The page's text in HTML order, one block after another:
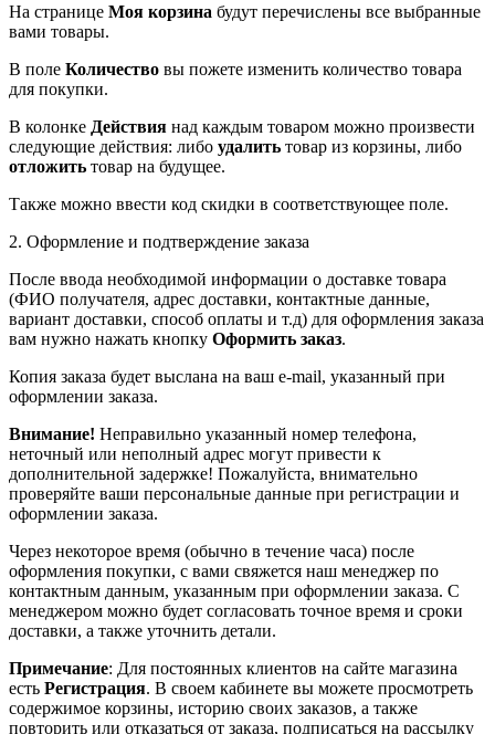
На странице Моя корзина будут перечислены все выбранные
вами товары.
В поле Количество вы пожете изменить количество товара
для покупки.
В колонке Действия над каждым товаром можно произвести
следующие действия: либо удалить товар из корзины, либо
отложить товар на будущее.
Также можно ввести код скидки в соответствующее поле.
2. Оформление и подтверждение заказа
После ввода необходимой информации о доставке товара
(ФИО получателя, адрес доставки, контактные данные,
вариант доставки, способ оплаты и т.д) для оформления заказа
вам нужно нажать кнопку Оформить заказ.
Копия заказа будет выслана на ваш e-mail, указанный при
оформлении заказа.
Внимание! Неправильно указанный номер телефона,
неточный или неполный адрес могут привести к
дополнительной задержке! Пожалуйста, внимательно
проверяйте ваши персональные данные при регистрации и
оформлении заказа.
Через некоторое время (обычно в течение часа) после
оформления покупки, с вами свяжется наш менеджер по
контактным данным, указанным при оформлении заказа. С
менеджером можно будет согласовать точное время и сроки
доставки, а также уточнить детали.
Примечание: Для постоянных клиентов на сайте магазина
есть Регистрация. В своем кабинете вы можете просмотреть
содержимое корзины, историю своих заказов, а также
повторить или отказаться от заказа, подписаться на рассылку